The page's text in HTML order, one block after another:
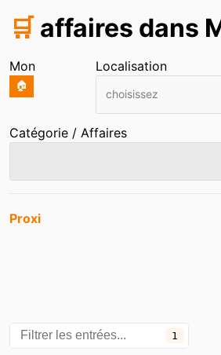
🛒 affaires dans
Mon
🏠
Localisation
choisissez
Catégorie / Affaires
Entrées
Proxi
1